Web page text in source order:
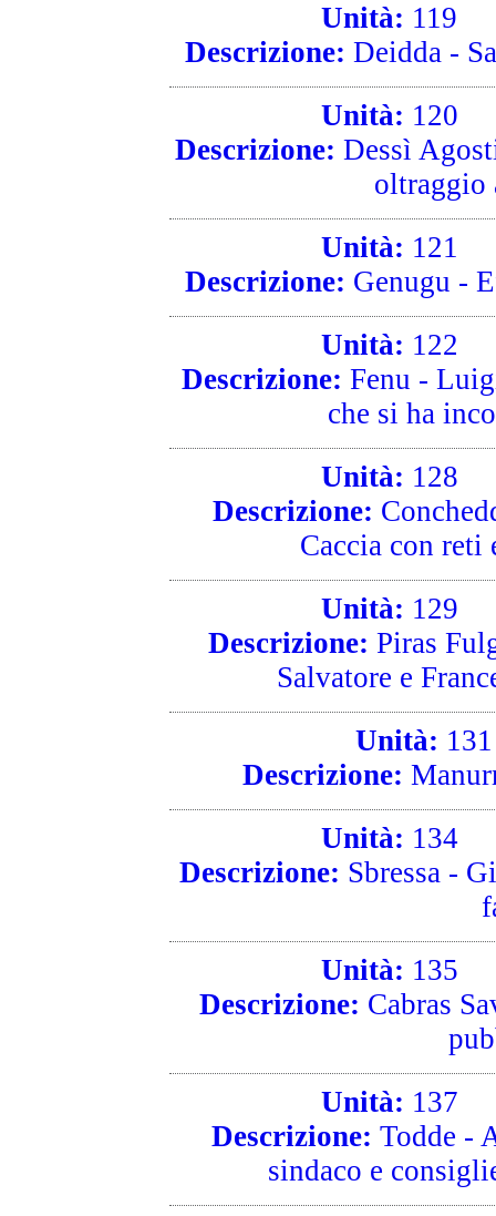
Unità: 119
Descrizione: Deidda -
Unità: 120
Descrizione: Dessì
oltraggio
Unità: 121
Descrizione: Genugu -
Unità: 122
Descrizione: Fenu -
che si ha
Unità: 128
Descrizione:
Caccia con reti
Unità: 129
Descrizione: Piras
Salvatore e
Unità:
Descrizione:
Unità: 134
Descrizione: Sbressa -
Unità: 135
Descrizione: Cabras
Unità: 137
Descrizione: Todde -
sindaco e